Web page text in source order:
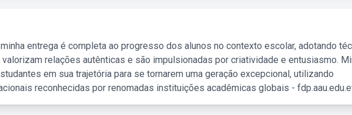
entrega é completa ao progresso dos alunos no contexto escolar, adotando
relações autênticas e são impulsionadas por criatividade e entusiasmo.
em sua trajetória para se tornarem uma geração excepcional, utilizando
reconhecidas por renomadas instituições acadêmicas globais -